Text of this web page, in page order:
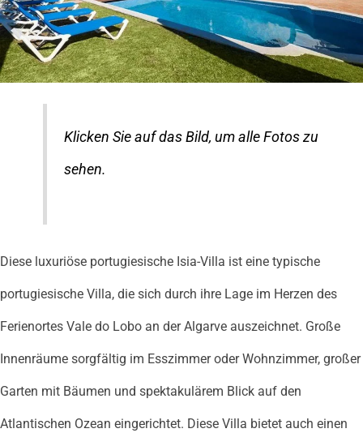
Klicken Sie auf das Bild, um alle Fotos zu
sehen.
Diese luxuriöse portugiesische Isia-Villa ist eine typische
portugiesische Villa, die sich durch ihre Lage im Herzen des
Ferienortes Vale do Lobo an der Algarve auszeichnet. Große
Innenräume sorgfältig im Esszimmer oder Wohnzimmer, großer
Garten mit Bäumen und spektakulärem Blick auf den
Atlantischen Ozean eingerichtet. Diese Villa bietet auch einen